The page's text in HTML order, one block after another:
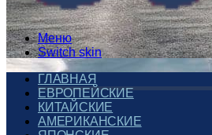
Меню
Switch skin
ГЛАВНАЯ
ЕВРОПЕЙСКИЕ
КИТАЙСКИЕ
АМЕРИКАНСКИЕ